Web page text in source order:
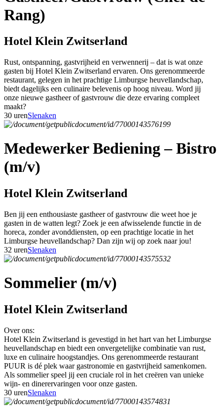
Rang)
Hotel Klein Zwitserland
Rust, ontspanning, gastvrijheid en verwennerij – dat is wat onze
gasten bij Hotel Klein Zwitserland ervaren. Ons gerenommeerde
restaurant, gelegen in het prachtige Limburgse heuvellandschap,
biedt dagelijks een culinaire belevenis op hoog niveau. Word jij
onze nieuwe gastheer of gastvrouw die deze ervaring compleet
maakt?
30 urenSlenaken
Medewerker Bediening – Bistro
(m/v)
Hotel Klein Zwitserland
Ben jij een enthousiaste gastheer of gastvrouw die weet hoe je
gasten in de watten legt? Zoek je een afwisselende functie in de
horeca, zonder avonddiensten, op een prachtige locatie in het
Limburgse heuvellandschap? Dan zijn wij op zoek naar jou!
32 urenSlenaken
Sommelier (m/v)
Hotel Klein Zwitserland
Over ons:
Hotel Klein Zwitserland is gevestigd in het hart van het Limburgse
heuvellandschap en biedt een onvergetelijke combinatie van rust,
luxe en culinaire hoogstandjes. Ons gerenommeerde restaurant
PUUR is dé plek waar gastronomie en gastvrijheid samenkomen.
Als sommelier speel jij een cruciale rol in het creëren van unieke
wijn- en dinerervaringen voor onze gasten.
30 urenSlenaken